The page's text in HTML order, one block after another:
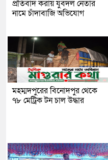
প্রতিবাদ করায় যুবদল নেতার
নামে চাঁদাবাজি অভিযোগ
মহম্মদপুরের বিনোদপুর থেকে
৭৮ মেট্রিক টন চাল উদ্ধার